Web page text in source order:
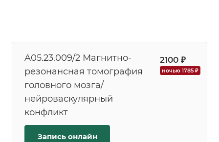
A05.23.009/2 Магнитно-
резонансная томография
головного мозга/
нейроваскулярный
конфликт
2100 ₽
ночью 1785 ₽
Запись онлайн